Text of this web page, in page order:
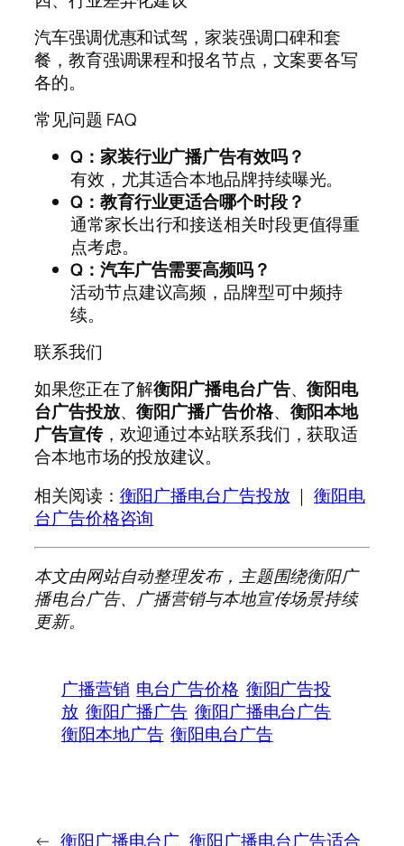
汽车强调优惠和试驾，家装强调口碑和套
餐，教育强调课程和报名节点，文案要各写
各的。
常见问题 FAQ
Q：家装行业广播广告有效吗？
有效，尤其适合本地品牌持续曝光。
Q：教育行业更适合哪个时段？
通常家长出行和接送相关时段更值得重
点考虑。
Q：汽车广告需要高频吗？
活动节点建议高频，品牌型可中频持
续。
联系我们
如果您正在了解衡阳广播电台广告、衡阳电
台广告投放、衡阳广播广告价格、 衡阳本地
广告宣传，欢迎通过本站联系我们，获取适
合本地市场的投放建议。
相关阅读： 衡阳广播电台广告投放 ｜衡阳电
台广告价格咨询
本文由网站自动整理发布，主题围绕衡阳广
播电台广告、广播营销与本地宣传场景持续
更新。
广播营销 电台广告价格 衡阳广告投
放 衡阳广播广告 衡阳广播电台广告
衡阳本地广告 衡阳电台广告
← 衡阳广播电台广 衡阳广播电台广告适合